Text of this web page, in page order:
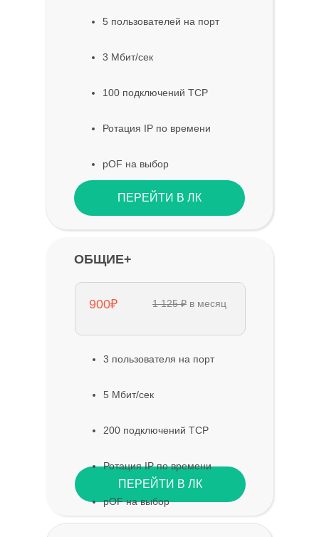
ОБЩИЕ+
5 пользователей на порт
3 Мбит/сек
100 подключений TCP
Ротация IP по времени
pOF на выбор
ПЕРЕЙТИ В ЛК
ПЕРЕЙТИ В ЛК
3 пользователя на порт
5 Мбит/сек
200 подключений TCP
Ротация IP по времени
pOF на выбор
900₽ 1 125 ₽ в месяц